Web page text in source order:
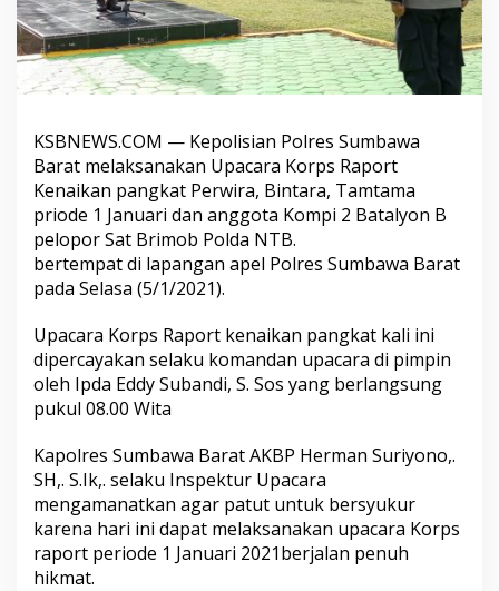
KSBNEWS.COM — Kepolisian Polres Sumbawa
Barat melaksanakan Upacara Korps Raport
Kenaikan pangkat Perwira, Bintara, Tamtama
priode 1 Januari dan anggota Kompi 2 Batalyon B
pelopor Sat Brimob Polda NTB.
bertempat di lapangan apel Polres Sumbawa Barat
pada Selasa (5/1/2021).
Upacara Korps Raport kenaikan pangkat kali ini
dipercayakan selaku komandan upacara di pimpin
oleh Ipda Eddy Subandi, S. Sos yang berlangsung
pukul 08.00 Wita
Kapolres Sumbawa Barat AKBP Herman Suriyono,.
SH,. S.Ik,. selaku Inspektur Upacara
mengamanatkan agar patut untuk bersyukur
karena hari ini dapat melaksanakan upacara Korps
raport periode 1 Januari 2021berjalan penuh
hikmat.